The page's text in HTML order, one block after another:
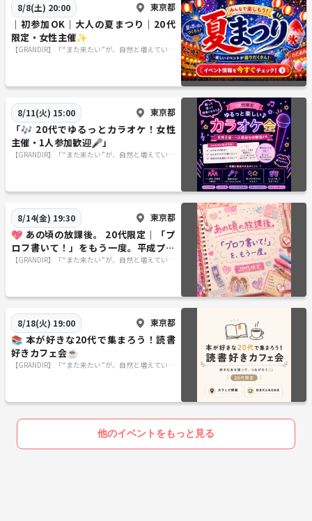
8/8(土) 20:00 東京都
｜初参加OK｜大人の夏まつり｜20代
限定・女性主催✨
【GRANDIR】「“また来たい”が、自然と増えていく
8/11(火) 15:00 東京都
「🎶 20代でゆるっとカラオケ！女性
主催・1人参加歓迎🎤」
【GRANDIR】「“また来たい”が、自然と増えていく
8/14(金) 19:30 東京都
💖 あの頃の放課後。 20代限定｜「プ
ロフ書いて！」をもう一度。平成プロ
フ帳交換会
【GRANDIR】「“また来たい”が、自然と増えていく
8/18(火) 19:00 東京都
📚 本が好きな20代で集まろう！読書
好きカフェ会☕️
【GRANDIR】「“また来たい”が、自然と増えていく
他のイベントをもっと見る